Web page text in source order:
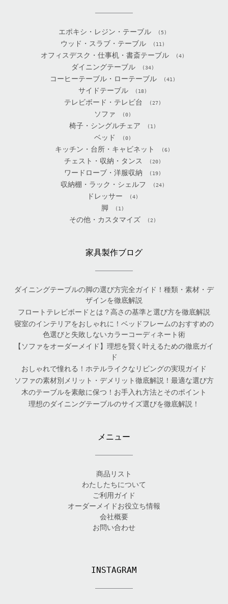
エポキシ・レジン・テーブル (5)
ウッド・スラブ・テーブル (11)
オフィスデスク・仕事机・書斎テーブル (4)
ダイニングテーブル (34)
コーヒーテーブル・ローテーブル (41)
サイドテーブル (18)
テレビボード・テレビ台 (27)
ソファ (0)
椅子・シングルチェア (1)
ベッド (0)
キッチン・台所・キャビネット (6)
チェスト・収納・タンス (20)
ワードローブ・洋服収納 (19)
収納棚・ラック・シェルフ (24)
ドレッサー (4)
脚 (1)
その他・カスタマイズ (2)
家具製作ブログ
ダイニングテーブルの脚の選び方完全ガイド！種類・素材・デ
ザインを徹底解説
フロートテレビボードとは？高さの基準と選び方を徹底解説
寝室のインテリアをおしゃれに！ベッドフレームのおすすめの
色選びと失敗しないカラーコーディネート術
【ソファをオーダーメイド】理想を賢く叶えるための徹底ガイ
ド
おしゃれで憧れる！ホテルライクなリビングの実現ガイド
ソファの素材別メリット・デメリット徹底解説！最適な選び方
木のテーブルを素敵に保つ！お手入れ方法とそのポイント
理想のダイニングテーブルのサイズ選びを徹底解説！
メニュー
商品リスト
わたしたちについて
ご利用ガイド
オーダーメイドお役立ち情報
会社概要
お問い合わせ
INSTAGRAM